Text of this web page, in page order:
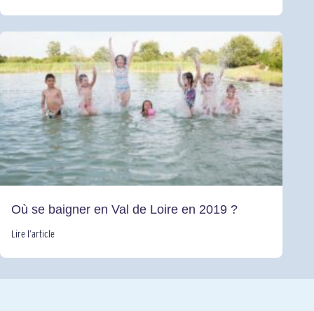
Où se baigner en Val de Loire en 2019 ?
Lire l’article